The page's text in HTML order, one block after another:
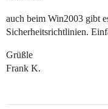
auch beim Win2003 gibt
Sicherheitsrichtlinien.
Grüßle
Frank K.